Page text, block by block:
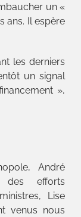
un «
ans. Il espère
les derniers
un signal
»,
André
des efforts
Lise
venus nous